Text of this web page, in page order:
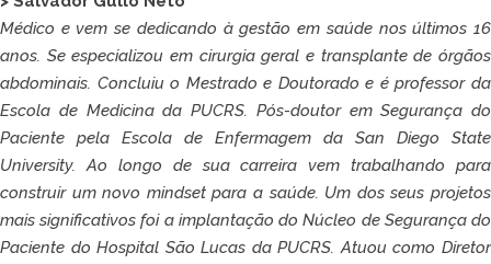
Médico e vem se dedicando à gestão em saúde nos últimos 16
anos. Se especializou em cirurgia geral e transplante de órgãos
abdominais. Concluiu o Mestrado e Doutorado e é professor da
Escola de Medicina da PUCRS. Pós-doutor em Segurança do
Paciente pela Escola de Enfermagem da San Diego State
University. Ao longo de sua carreira vem trabalhando para
construir um novo mindset para a saúde. Um dos seus projetos
mais significativos foi a implantação do Núcleo de Segurança do
Paciente do Hospital São Lucas da PUCRS. Atuou como Diretor